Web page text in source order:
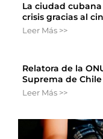
La ciudad
crisis gracias al
Leer Más >>
Relatora de la
Suprema de Chile
Leer Más >>